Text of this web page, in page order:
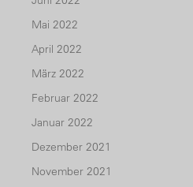
Mai 2022
April 2022
März 2022
Februar 2022
Januar 2022
Dezember 2021
November 2021